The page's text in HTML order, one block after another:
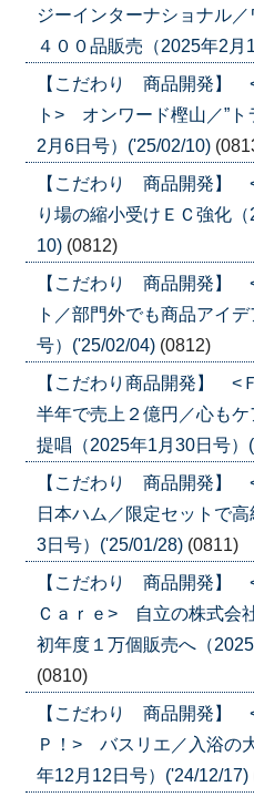
ジーインターナショナル
４００品販売（2025年2月
【こだわり 商品開発】
ト> オンワード樫山／”ト
2月6日号）('25/02/10)
【こだわり 商品開発】
り場の縮小受けＥＣ強化
10) (0812)
【こだわり 商品開発】
ト／部門外でも商品アイ
号）('25/02/04) (0812)
【こだわり商品開発】 <
半年で売上２億円／心も
提唱（2025年1月30日号）
【こだわり 商品開発】
日本ハム／限定セットで
3日号）('25/01/28) (0811)
【こだわり 商品開発
Ｃａｒｅ> 自立の株式会
初年度１万個販売へ（
(0810)
【こだわり 商品開発】
Ｐ！> バスリエ／入浴の
年12月12日号）('24/12/17)